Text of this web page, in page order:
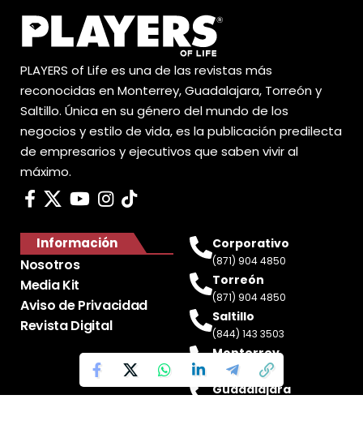
PLAYERS of Life es una de las revistas más
reconocidas en Monterrey, Guadalajara, Torreón y
Saltillo. Única en su género del mundo de los
negocios y estilo de vida, es la publicación predilecta
de empresarios y ejecutivos que saben vivir al
máximo.
Información
Nosotros
Media Kit
Aviso de Privacidad
Revista Digital
Corporativo
(871) 904 4850
Torreón
(871) 904 4850
Saltillo
(844) 143 3503
Monterrey
(81) 2188 0412
Guadalajara